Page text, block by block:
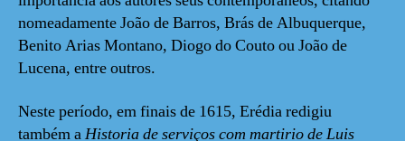
nomeadamente João de Barros, Brás de Albuquerque,
Benito Arias Montano, Diogo do Couto ou João de
Lucena, entre outros.
Neste período, em finais de 1615, Erédia redigiu
também aHistoria de serviços com martirio de Luis